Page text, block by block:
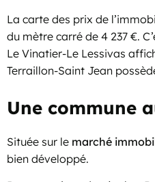
La carte des prix de
du mètre carré de 4 237 €.
Le Vinatier-Le Lessivas
Terraillon-Saint Jean
Une commune
Située sur le marché
bien développé.